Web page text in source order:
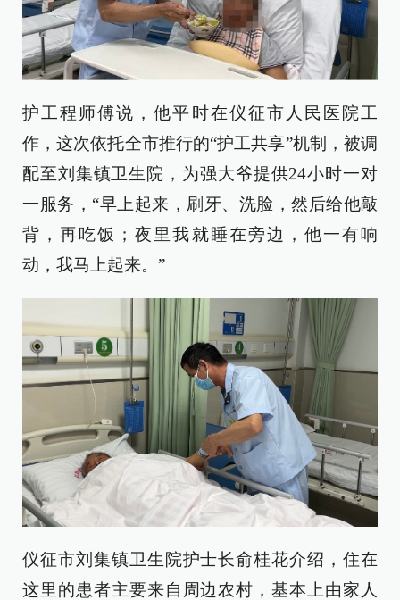
护工程师傅说，他平时在仪征市人民医院工
作，这次依托全市推行的“护工共享”机制，被调
配至刘集镇卫生院，为强大爷提供24小时一对
一服务，“早上起来，刷牙、洗脸，然后给他敲
背，再吃饭；夜里我就睡在旁边，他一有响
动，我马上起来。”
仪征市刘集镇卫生院护士长俞桂花介绍，住在
这里的患者主要来自周边农村，基本上由家人